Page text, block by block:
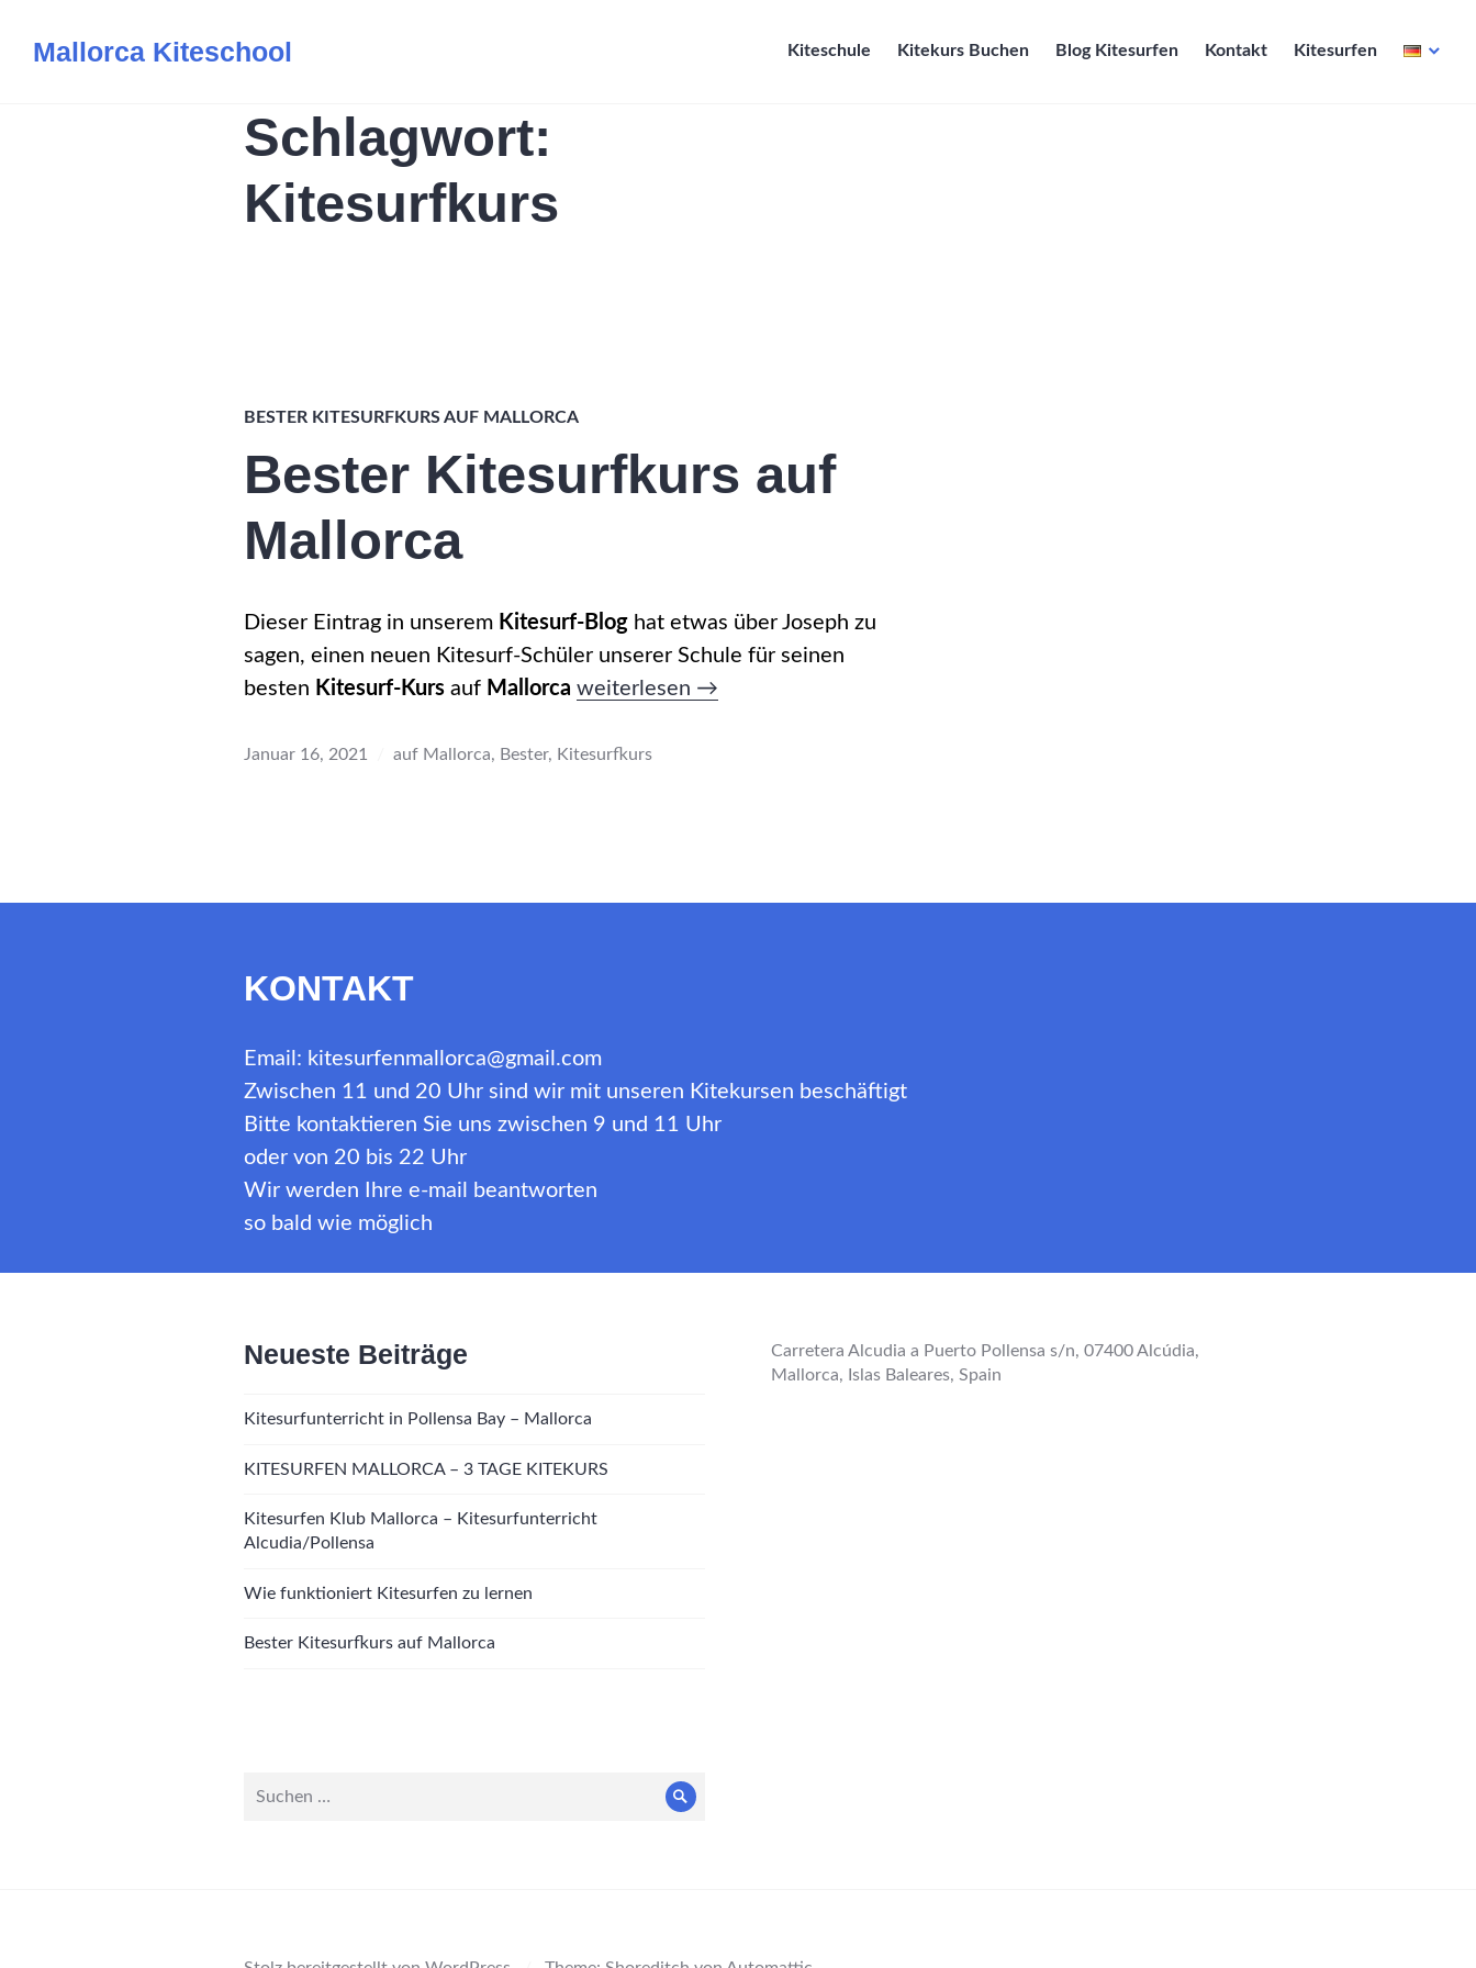
InhaltMallorca Kiteschool Kiteschule Kitekurs Buchen Blog Kitesurfen Kontakt Kitesurfen
Schlagwort:
Kitesurfkurs
BESTER KITESURFKURS AUF MALLORCA
Bester Kitesurfkurs auf
Mallorca
Dieser Eintrag in unserem Kitesurf-Blog hat etwas über Joseph zu
sagen, einen neuen Kitesurf-Schüler unserer Schule für seinen
besten Kitesurf-Kurs auf Mallorca „Bester
auf
weiterlesen →
Januar 16, 2021 auf Mallorca, Bester, Kitesurfkurs
KONTAKT
Email: kitesurfenmallorca@gmail.com
Zwischen 11 und 20 Uhr sind wir mit unseren Kitekursen beschäftigt
Bitte kontaktieren Sie uns zwischen 9 und 11 Uhr
oder von 20 bis 22 Uhr
Wir werden Ihre e-mail beantworten
so bald wie möglich
Neueste Beiträge
Kitesurfunterricht in Pollensa Bay – Mallorca
KITESURFEN MALLORCA – 3 TAGE KITEKURS
Kitesurfen Klub Mallorca – Kitesurfunterricht
Alcudia/Pollensa
Wie funktioniert Kitesurfen zu lernen
Bester Kitesurfkurs auf Mallorca
Carretera Alcudia a Puerto Pollensa s/n, 07400 Alcúdia,
Mallorca, Islas Baleares, Spain
nach:
Suche